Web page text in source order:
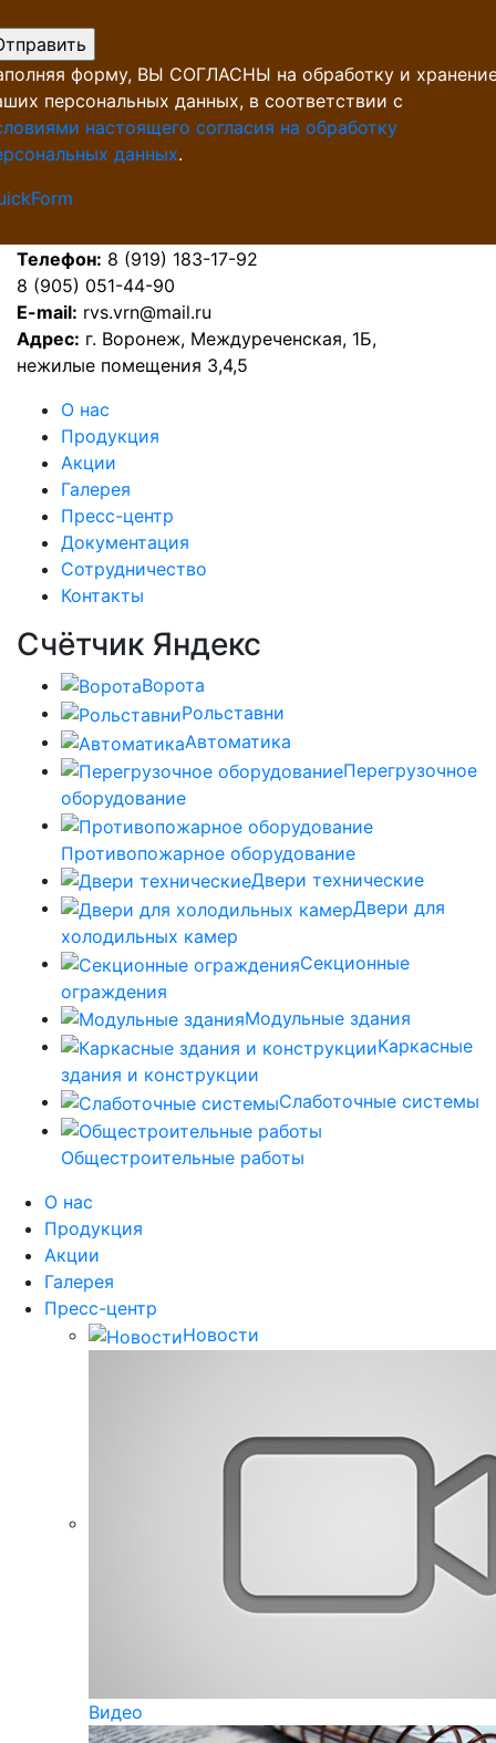
форму, ВЫ СОГЛАСНЫ на обработку и
персональных данных, в соответствии с
настоящего согласия на обработку
данных.
Телефон: 8 (919) 183-17-92
8 (905) 051-44-90
E-mail: rvs.vrn@mail.ru
Адрес: г. Воронеж, Междуреченская, 1Б,
нежилые помещения 3,4,5
О нас
Продукция
Акции
Галерея
Пресс-центр
Документация
Сотрудничество
Контакты
Счётчик Яндекс
Ворота
Рольставни
Автоматика
Перегрузочное
оборудование
Противопожарное оборудование
Двери технические
Двери для
холодильных камер
Секционные
ограждения
Модульные здания
Каркасные
здания и конструкции
Слаботочные системы
Общестроительные работы
О нас
Продукция
Акции
Галерея
Пресс-центр
Новости
Видео